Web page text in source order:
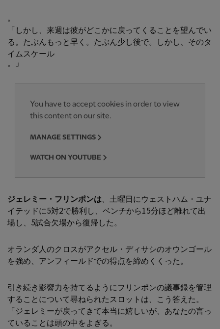
。
「しかし、来週は彼がどこかに戻ってくることを望んでい
る。たぶんもっと早く。たぶん少し後で。しかし、そのタ
イムスケール
。」
You have to accept cookies in order to view
this content on our site.
MANAGE SETTINGS
WATCH ON YOUTUBE
ジェレミー・フリンポンは、土曜日にウェストハム・ユナ
イテッドに5対2で勝利し、ベンチから15分ほど離れて出
場し、5試合欠場から復帰した。
オランダ人のクロスがアクセル・ディサシのオウンゴール
を強め、アンフィールドでの得点を締めくくった。
引き続き影響力を持てるようにフリンポンの議事録を管理
することについて尋ねられたスロットは、こう答えた。
「ジェレミーが戻ってきて本当に嬉しいが、あなたの言っ
ていることは頭の中をよぎる。